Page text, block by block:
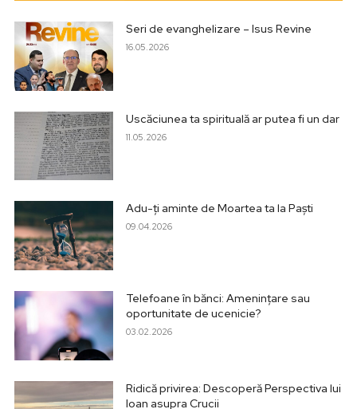
Seri de evanghelizare – Isus Revine
16.05.2026
Uscăciunea ta spirituală ar putea fi un dar
11.05.2026
Adu-ți aminte de Moartea ta la Paști
09.04.2026
Telefoane în bănci: Amenințare sau
oportunitate de ucenicie?
03.02.2026
Ridică privirea: Descoperă Perspectiva lui
Ioan asupra Crucii